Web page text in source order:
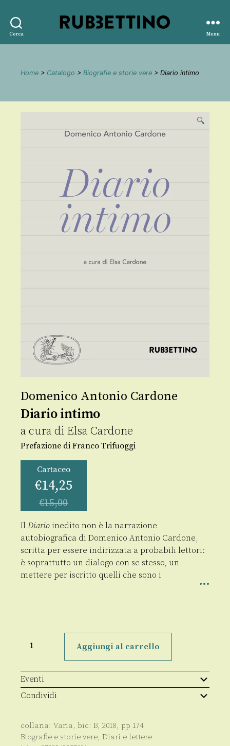
Cerca
editore
Menu
Home > Catalogo > Biografie e storie vere > Diario intimo
🔍
Domenico Antonio Cardone
Diario intimo
a cura di Elsa Cardone
Prefazione di Franco Trifuoggi
Cartaceo
€14,25
€15,00
Il Diario inedito non è la narrazione
autobiografica di Domenico Antonio Cardone,
scritta per essere indirizzata a probabili lettori:
è soprattutto un dialogo con se stesso, un
mettere per iscritto quelli che sono i
intimo
Aggiungi al carrello
Eventi
Condividi
collana: Varia, bic: B, 2018, pp 174
Biografie e storie vere, Diari e lettere